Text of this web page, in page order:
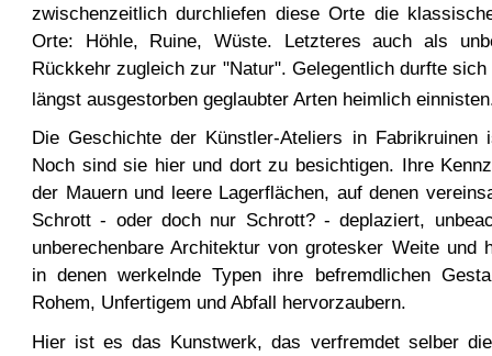
zwischenzeitlich durchliefen diese Orte die
Orte: Höhle, Ruine, Wüste. Letzteres auch als
Rückkehr zugleich zur "Natur". Gelegentlich durfte
längst ausgestorben geglaubter Arten heimlich
Die Geschichte der Künstler-Ateliers in Fabrikruinen
Noch sind sie hier und dort zu besichtigen. Ihre
der Mauern und leere Lagerflächen, auf denen
Schrott - oder doch nur Schrott? - deplaziert,
unberechenbare Architektur von grotesker Weite und
in denen werkelnde Typen ihre befremdlichen
Rohem, Unfertigem und Abfall hervorzaubern.
Hier ist es das Kunstwerk, das verfremdet selber